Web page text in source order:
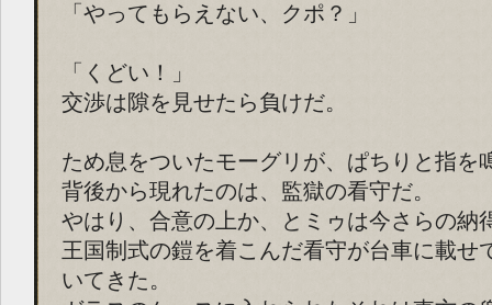
「やってもらえない、クポ？」
「くどい！」
交渉は隙を見せたら負けだ。
ため息をついたモーグリが、ぱちりと指を
背後から現れたのは、監獄の看守だ。
やはり、合意の上か、とミゥは今さらの納
王国制式の鎧を着こんだ看守が台車に載せ
いてきた。